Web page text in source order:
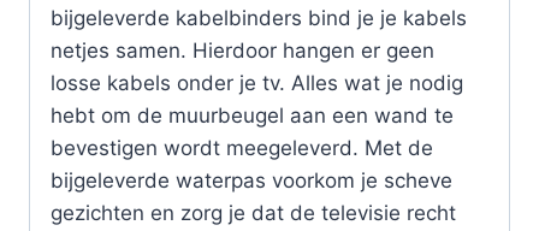
bijgeleverde kabelbinders bind je je kabels
netjes samen. Hierdoor hangen er geen
losse kabels onder je tv. Alles wat je nodig
hebt om de muurbeugel aan een wand te
bevestigen wordt meegeleverd. Met de
bijgeleverde waterpas voorkom je scheve
gezichten en zorg je dat de televisie recht